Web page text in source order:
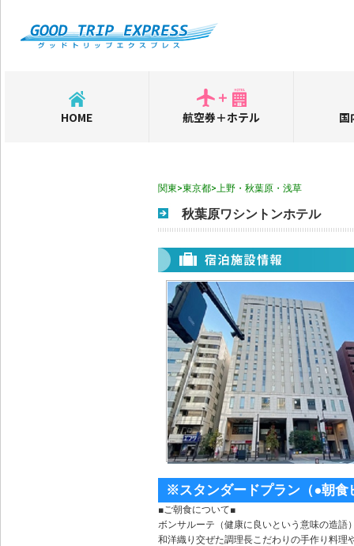
HOME 航空券＋ホテル 国
関東>東京都>上野・秋葉原・浅草
秋葉原ワシントンホテル
※スタンダードプラン（●朝食
■ご朝食について■
ボンサルーテ（健康に良いという意味の造語
和洋織り交ぜた調理長こだわりの手作り料理